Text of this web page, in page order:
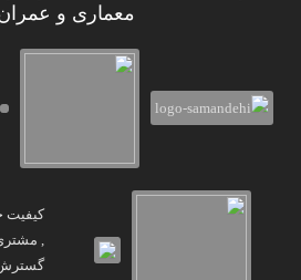
معماری و عمران
کیفیت
,
گسترش